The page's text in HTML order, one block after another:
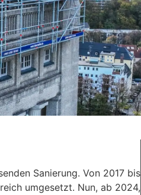
Sanierung. Von 2017 bis
umgesetzt. Nun, ab 2024,